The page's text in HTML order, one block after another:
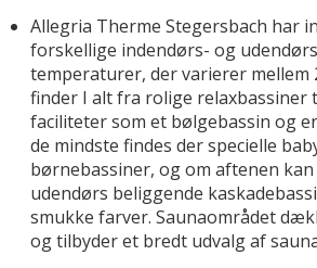
Allegria Therme Stegersbach har
forskellige indendørs- og
temperaturer, der varierer mellem
finder I alt fra rolige relaxbassiner
faciliteter som et bølgebassin og
de mindste findes der specielle
børnebassiner, og om aftenen kan
udendørs beliggende
smukke farver. Saunaområdet
og tilbyder et bredt udvalg af